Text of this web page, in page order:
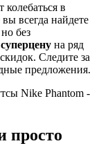
в
всегда найдете
без
суперцену на ряд
Следите за
предложения.
просто